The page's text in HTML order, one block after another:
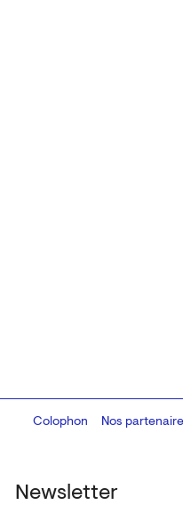
Newsletter
Colophon
Design:Marcel Kaczmarek
Nos